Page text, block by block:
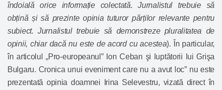
îndoială orice informație colectată. Jurnalistul trebuie să
obțină și să prezinte opinia tuturor părților relevante pentru
subiect. Jurnalistul trebuie să demonstreze pluralitatea de
opinii, chiar dacă nu este de acord cu acestea). În particular,
în articolul „Pro-europeanul” Ion Ceban şi luptătorii lui Grişa
Bulgaru. Cronica unui eveniment care nu a avut loc” nu este
prezentată opinia doamnei Irina Selevestru, vizată direct în